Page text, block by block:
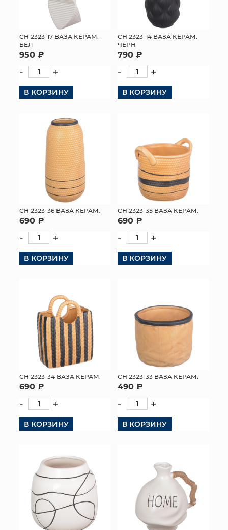
СН 2323-17 ВАЗА КЕРАМ.
БЕЛ
950 ₽
- +
В КОРЗИНУ
СН 2323-14 ВАЗА КЕРАМ.
ЧЕРН
790 ₽
- +
В КОРЗИНУ
СН 2323-36 ВАЗА КЕРАМ.
690 ₽
- +
В КОРЗИНУ
СН 2323-35 ВАЗА КЕРАМ.
690 ₽
- +
В КОРЗИНУ
СН 2323-34 ВАЗА КЕРАМ.
690 ₽
- +
В КОРЗИНУ
СН 2323-33 ВАЗА КЕРАМ.
490 ₽
- +
В КОРЗИНУ